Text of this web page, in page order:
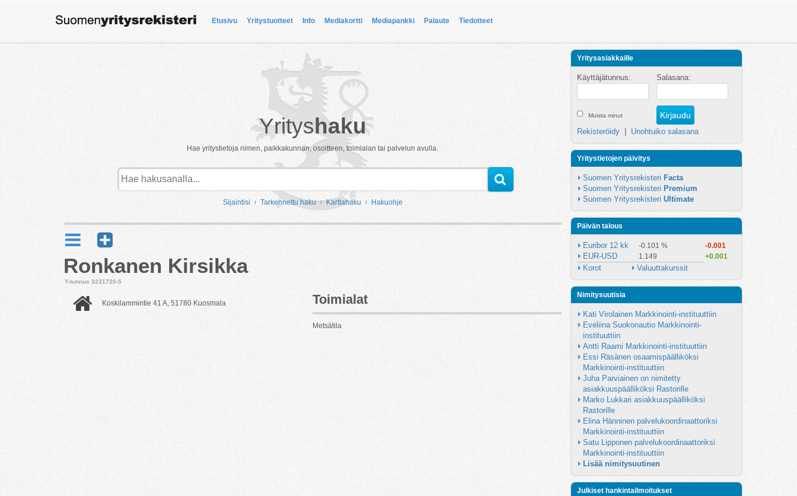
Etusivu Yritystuotteet Info Mediakortti Mediapankki Palaute Tiedotteet
Yrityshaku
Hae yritystietoja nimen, paikkakunnan, osoitteen, toimialan tai palvelun avulla.
Sijaintisi Tarkennettu haku Karttahaku Hakuohje
Ronkanen Kirsikka
Y-tunnus 3231720-5
Koskilammintie 41 A, 51780 Kuosmala Toimialat
Metsätila
Yritysasiakkaille
Käyttäjätunnus: Salasana:
Muista minut
Rekisteröidy Unohtuiko salasana
Yritystietojen päivitys
Suomen Yritysrekisteri Facta
Suomen Yritysrekisteri Premium
Suomen Yritysrekisteri Ultimate
Päivän talous
Euribor 12 kk -0.101 % -0.001
EUR-USD 1.149 +0.001
Korot Valuuttakurssit
Nimitysuutisia
Kati Virolainen Markkinointi-instituuttiin
Eveliina Suokonautio Markkinointi-
instituuttiin
Antti Raami Markkinointi-instituuttiin
Essi Räsänen osaamispäälliköksi
Markkinointi-instituuttiin
Juha Parviainen on nimitetty
asiakkuuspäälliköksi Rastorille
Marko Lukkari asiakkuuspäälliköksi
Rastorille
Elina Hänninen palvelukoordinaattoriksi
Markkinointi-instituuttiin
Satu Lipponen palvelukoordinaattoriksi
Markkinointi-instituuttiin
Lisää nimitysuutinen
Julkiset hankintailmoitukset